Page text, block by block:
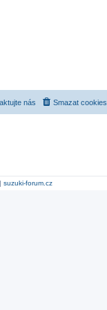
Smazat cookies
nás
suzuki-forum.cz